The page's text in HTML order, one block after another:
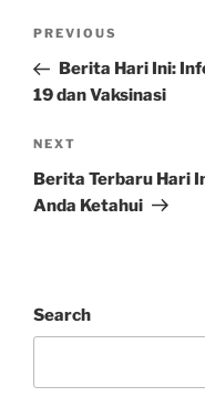
Previous
Post
PREVIOUS
Berita Hari Ini:
19 dan Vaksinasi
Next
Post
NEXT
Berita Terbaru Hari
Anda Ketahui
Search